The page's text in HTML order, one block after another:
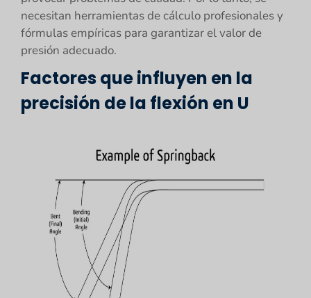
necesitan herramientas de cálculo profesionales y
fórmulas empíricas para garantizar el valor de
presión adecuado.
Factores que influyen en la
precisión de la flexión en U